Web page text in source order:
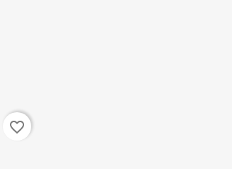
favorite_border